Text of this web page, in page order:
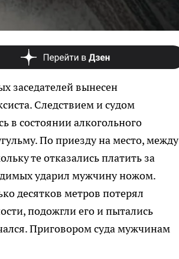
заседателей вынесен
Следствием и судом
в состоянии алкогольного
По приезду на место, между
те отказались платить за
ударил мужчину ножом.
десятков метров потерял
подожгли его и пытались
Приговором суда мужчинам